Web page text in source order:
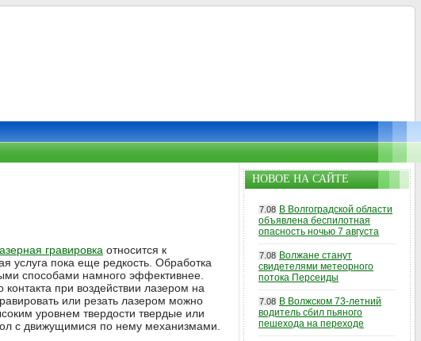
гравировка относится к
услуга пока еще редкость. Обработка
способами намного эффективнее.
контакта при воздействии лазером на
или резать лазером можно
уровнем твердости твердые или
с движущимися по нему механизмами.
НОВОЕ НА САЙТЕ
7.08 В Волгоградской области
объявлена беспилотная
опасность ночью 7 августа
7.08 Волжане станут
свидетелями метеорного
потока Персеиды
7.08 В Волжском 73-летний
водитель сбил пьяного
пешехода на переходе